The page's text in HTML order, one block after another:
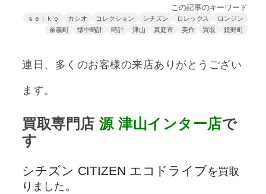
この記事のキーワード
ｓｅｉｋｏ カシオ コレクション シチズン ロレックス
ロンジン
奈義町
懐中時計 時計 津山 真庭市 美作 買取 鏡野町
連日、多くのお客様の来店ありがとうござい
ます。
買取専門店 源 津山インター店で
す
シチズン CITIZEN エコドライブを買取
りました 。